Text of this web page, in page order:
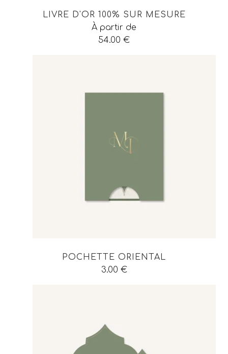
LIVRE D'OR 100% SUR MESURE
À partir de
54.00 €
POCHETTE ORIENTAL
3.00 €